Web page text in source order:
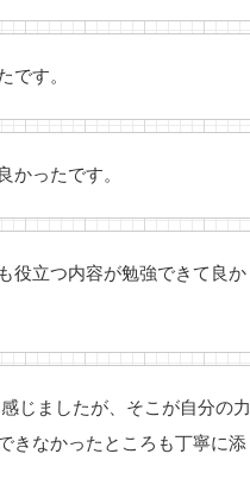
です。
かったです。
役立つ内容が勉強できて良か
じましたが、そこが自分の力
きなかったところも丁寧に添